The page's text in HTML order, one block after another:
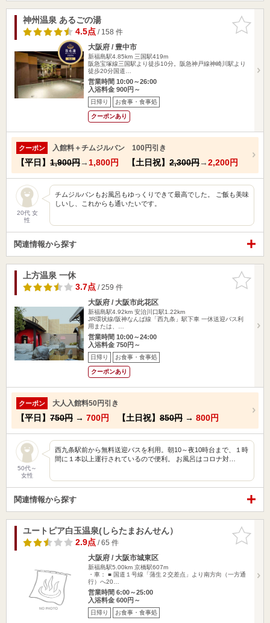
お気に入
りに追加
神州温泉 あるごの湯
4.5点/ 158 件
大阪府 / 豊中市
新福島駅4.85km 三国駅419m
阪急宝塚線三国駅より徒歩10分。阪急神戸線神崎川駅より
徒歩20分国道…
営業時間 10:00～26:00
入浴料金 900円～
日帰り お食事・食事処
クーポンあり
クーポン 入館料＋チムジルバン 100円引き
【平日】 1,900円→ 1,800円 【土日祝】 2,300円→2,200円
20代 女
性
チムジルバンもお風呂もゆっくりできて最高でした。 ご飯も美味
しいし、これからも通いたいです。
関連情報から探す
お気に入
りに追加
上方温泉 一休
3.7点/ 259 件
大阪府 / 大阪市此花区
新福島駅4.92km 安治川口駅1.22km
JR環状線/阪神なんば線「西九条」駅下車 一休送迎バス利
用または、…
営業時間 10:00～24:00
入浴料金 750円～
日帰り お食事・食事処
クーポンあり
クーポン 大人入館料50円引き
【平日】 750円 → 700円 【土日祝】 850円 → 800円
50代～
女性
西九条駅前から無料送迎バスを利用。朝10～夜10時台まで、１時
間に１本以上運行されているので便利。 お風呂はコロナ対…
関連情報から探す
お気に入
りに追加
ユートピア白玉温泉(しらたまおんせん）
2.9点/ 65 件
大阪府 / 大阪市城東区
新福島駅5.00km 京橋駅607m
・車： ■ 国道１号線「蒲生２交差点」より南方向（一方通
行）へ20…
営業時間 6:00～25:00
入浴料金 600円～
日帰り お食事・食事処